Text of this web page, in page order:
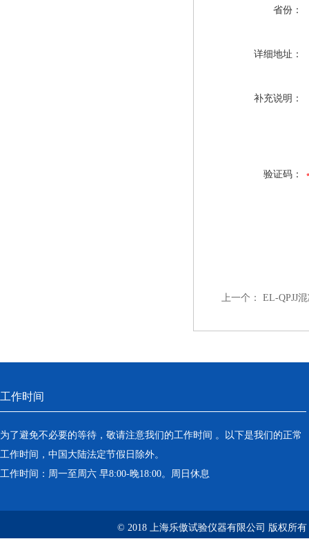
省份：
详细地址：
补充说明：
验证码：
上一个： EL-QPJJ
工作时间
为了避免不必要的等待，敬请注意我们的工作时间 。以下是我们的正常
工作时间，中国大陆法定节假日除外。
工作时间：周一至周六 早8:00-晚18:00。周日休息
© 2018 上海乐傲试验仪器有限公司 版权所